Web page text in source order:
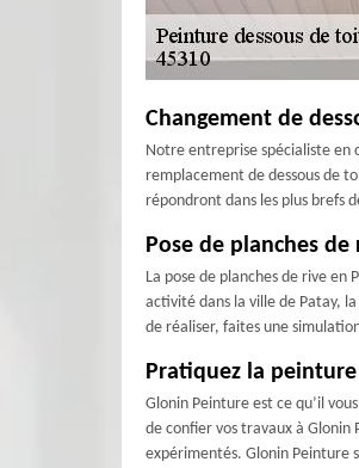
Changement de
Notre entreprise spécialiste en
remplacement de dessous de
répondront dans les plus brefs
Pose de planches
La pose de planches de rive en
activité dans la ville de Patay,
de réaliser, faites une
Pratiquez la
Glonin Peinture est ce qu’il
de confier vos travaux à Glonin
expérimentés. Glonin Peinture